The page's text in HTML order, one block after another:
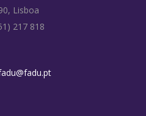
Lisboa
217 818